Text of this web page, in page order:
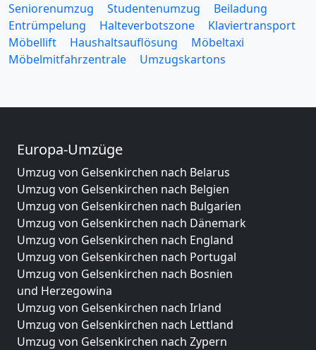
Seniorenumzug
Studentenumzug
Beiladung
Entrümpelung
Halteverbotszone
Klaviertransport
Möbellift
Haushaltsauflösung
Möbeltaxi
Möbelmitfahrzentrale
Umzugskartons
Europa-Umzüge
Umzug von Gelsenkirchen nach Belarus
Umzug von Gelsenkirchen nach Belgien
Umzug von Gelsenkirchen nach Bulgarien
Umzug von Gelsenkirchen nach Dänemark
Umzug von Gelsenkirchen nach England
Umzug von Gelsenkirchen nach Portugal
Umzug von Gelsenkirchen nach Bosnien
und Herzegowina
Umzug von Gelsenkirchen nach Irland
Umzug von Gelsenkirchen nach Lettland
Umzug von Gelsenkirchen nach Zypern